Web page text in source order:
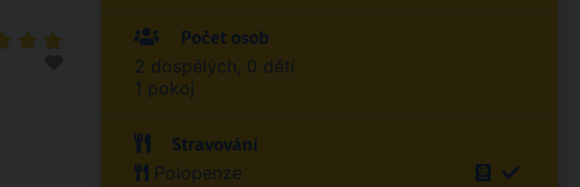
Počet osob
2 dospělých, 0 dětí
1 pokoj
Stravování
Polopenze